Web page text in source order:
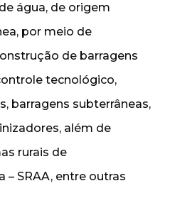
água, de origem
por meio de
de barragens
tecnológico,
barragens subterrâneas,
além de
rurais de
SRAA, entre outras